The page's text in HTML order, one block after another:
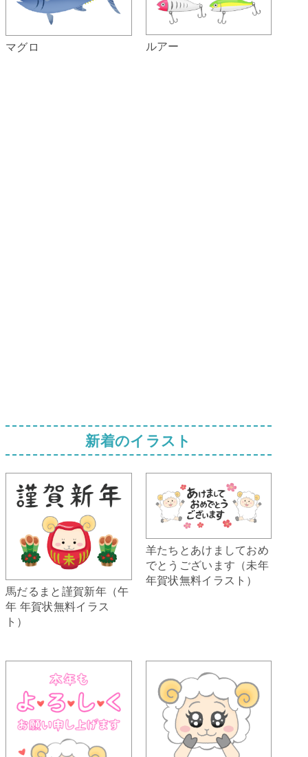
マグロ ルアー
新着のイラスト
馬だるまと謹賀新年（午
年 年賀状無料イラス
ト）
羊たちとあけましておめ
でとうございます（未年
年賀状無料イラスト）